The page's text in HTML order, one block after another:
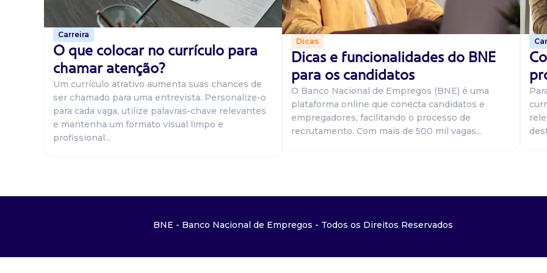
Carreira
O que colocar no currículo para
chamar atenção?
Um currículo atrativo aumenta suas chances de
ser chamado para uma entrevista. Personalize-o
para cada vaga, utilize palavras-chave relevantes
e mantenha um formato visual limpo e
profissional...
Dicas
Dicas e funcionalidades do BNE
para os candidatos
O Banco Nacional de Empregos (BNE) é uma
plataforma online que conecta candidatos e
empregadores, facilitando o processo de
recrutamento. Com mais de 500 mil vagas...
BNE - Banco Nacional de Empregos - Todos os Direitos Reservados